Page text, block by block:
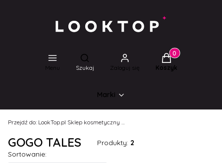
Menu
Otwórz wyszukiwarkę
Szukaj Zaloguj się
Produkty w
Koszyk
Marki
Przejdź do: LookTop.pl Sklep kosmetyczny dla wyjątkowych kobiet!
GOGO TALES Produkty: 2
Lista produktów
Sortowanie: